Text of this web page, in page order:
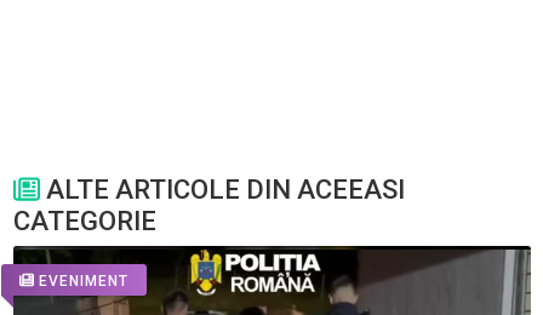
ALTE ARTICOLE DIN ACEEASI
CATEGORIE
EVENIMENT